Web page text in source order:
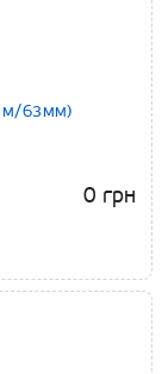
63мм)
0 грн